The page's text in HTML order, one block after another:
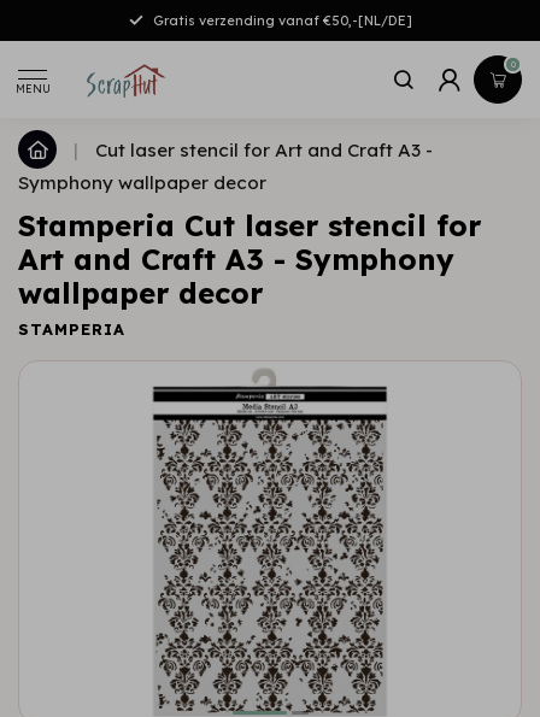
Gratis verzending vanaf €50,-[NL/DE]
MENU
0
|
Cut laser stencil for Art and Craft A3 -
Symphony wallpaper decor
Stamperia Cut laser stencil for
Art and Craft A3 - Symphony
wallpaper decor
STAMPERIA